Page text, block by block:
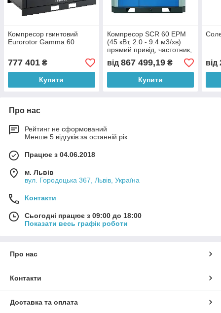
Компресор гвинтовий
Eurorotor Gamma 60
777 401 ₴
Купити
Компресор SCR 60 EРМ
(45 кВт, 2.0 - 9.4 м3/хв)
прямий привід, частотник,
двигун на постійних
магнітах
від 867 499,19₴
Купити
від
Про нас
Рейтинг не сформований
Менше 5 відгуків за останній рік
Працює з 04.06.2018
м. Львів
вул. Городоцька 367, Львів, Україна
Контакти
Сьогодні працює з 09:00 до 18:00
Показати весь графік роботи
Про нас
Контакти
Доставка та оплата